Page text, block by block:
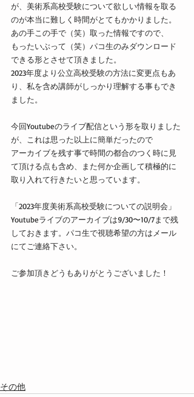
が、美術系高校受験について欲しい情報を取る
のが本当に難しく時間がとてもかかりました。
あの手この手で（笑）取った情報ですので、
もったいぶって（笑）パコ生のみダウンロード
できる形とさせて頂きました。
2023年度より公立高校受験の方法に変更点もあ
り、私を含め講師がしっかり理解する事もでき
ました。
今回Youtubeのライブ配信という形を取りました
が、これは思った以上に簡単だったので
アーカイブを残す事で時間の都合のつく時に見
て頂ける点も含め、また何か企画して積極的に
取り入れて行きたいと思っています。
「2023年度美術系高校受験についての説明会」
Youtubeライブのアーカイブは9/30〜10/7まで残
しておきます。パコ生で視聴希望の方はメール
にてご連絡下さい。
ご参加頂きどうもありがとうございました！
その他